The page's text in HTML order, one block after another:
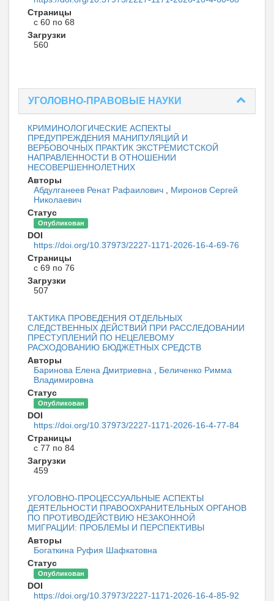
Страницы
с 60 по 68
Загрузки
560
УГОЛОВНО-ПРАВОВЫЕ НАУКИ
КРИМИНОЛОГИЧЕСКИЕ АСПЕКТЫ
ПРЕДУПРЕЖДЕНИЯ МАНИПУЛЯЦИЙ И
ВЕРБОВОЧНЫХ ПРАКТИК ЭКСТРЕМИСТСКОЙ
НАПРАВЛЕННОСТИ В ОТНОШЕНИИ
НЕСОВЕРШЕННОЛЕТНИХ
Авторы
Абдулганеев Ренат Рафаилович
Миронов Сергей
Николаевич
Статус
Опубликован
DOI
https://doi.org/10.37973/2227-1171-2026-16-4-69-76
Страницы
с 69 по 76
Загрузки
507
ТАКТИКА ПРОВЕДЕНИЯ ОТДЕЛЬНЫХ
СЛЕДСТВЕННЫХ ДЕЙСТВИЙ ПРИ РАССЛЕДОВАНИИ
ПРЕСТУПЛЕНИЙ ПО НЕЦЕЛЕВОМУ
РАСХОДОВАНИЮ БЮДЖЕТНЫХ СРЕДСТВ
Авторы
Баринова Елена Дмитриевна
Беличенко Римма
Владимировна
Статус
Опубликован
DOI
https://doi.org/10.37973/2227-1171-2026-16-4-77-84
Страницы
с 77 по 84
Загрузки
459
УГОЛОВНО-ПРОЦЕССУАЛЬНЫЕ АСПЕКТЫ
ДЕЯТЕЛЬНОСТИ ПРАВООХРАНИТЕЛЬНЫХ ОРГАНОВ
ПО ПРОТИВОДЕЙСТВИЮ НЕЗАКОННОЙ
МИГРАЦИИ: ПРОБЛЕМЫ И ПЕРСПЕКТИВЫ
Авторы
Богаткина Руфия Шафкатовна
Статус
Опубликован
DOI
https://doi.org/10.37973/2227-1171-2026-16-4-85-92